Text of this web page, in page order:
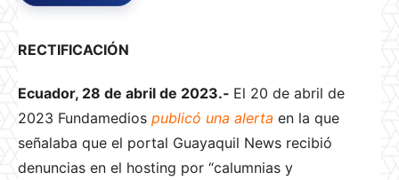
RECTIFICACIÓN
Ecuador, 28 de abril de 2023.- El 20 de abril de
2023 Fundamedios publicó una alerta en la que
señalaba que el portal Guayaquil News recibió
denuncias en el hosting por “calumnias y